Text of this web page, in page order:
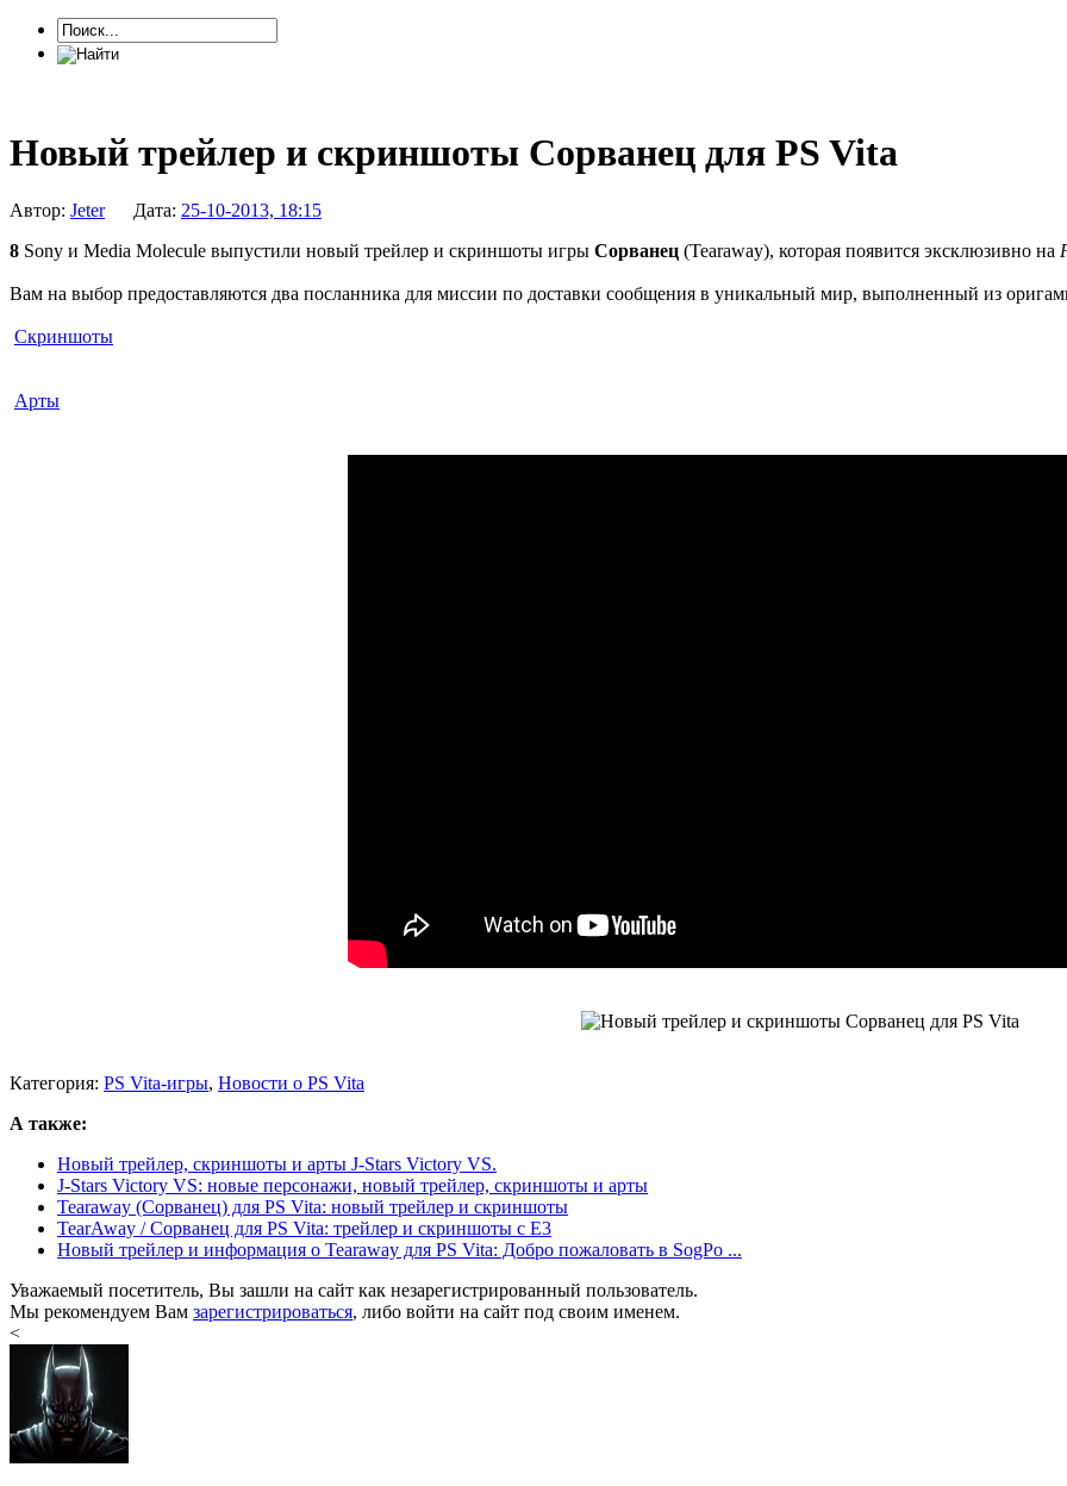
Новый трейлер и скриншоты Сорванец для PS Vita
Автор: JeterДата: 25-10-2013, 18:15
8 Sony и Media Molecule выпустили новый трейлер и скриншоты игры Сорванец (Tearaway), которая появится эксклюзивно на
Вам на выбор предоставляются два посланника для миссии по доставки сообщения в уникальный мир, выполненный из
Скриншоты
Арты
Категория: PS Vita-игры, Новости о PS Vita
А также:
Новый трейлер, скриншоты и арты J-Stars Victory VS.
J-Stars Victory VS: новые персонажи, новый трейлер, скриншоты и арты
Tearaway (Сорванец) для PS Vita: новый трейлер и скриншоты
TearAway / Сорванец для PS Vita: трейлер и скриншоты с E3
Новый трейлер и информация о Tearaway для PS Vita: Добро пожаловать в SogPo ...
Уважаемый посетитель, Вы зашли на сайт как незарегистрированный пользователь.
Мы рекомендуем Вам зарегистрироваться, либо войти на сайт под своим именем.
<